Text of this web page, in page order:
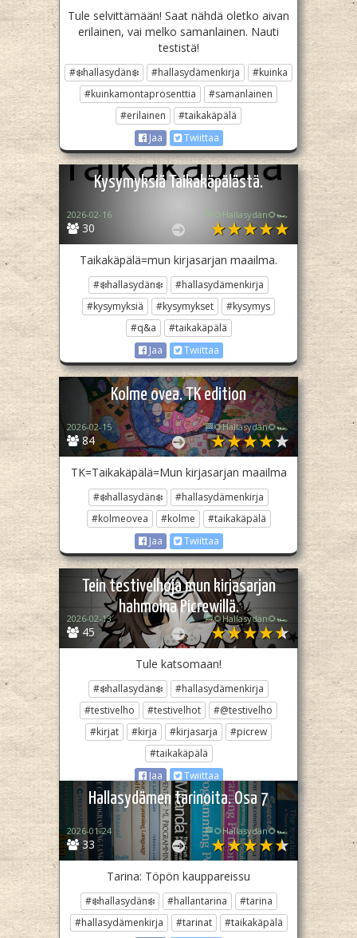
Tule selvittämään! Saat nähdä oletko aivan
erilainen, vai melko samanlainen. Nauti
testistä!
#❄️hallasydän❄️ #hallasydämenkirja
#kuinka
#kuinkamontaprosenttia
#samanlainen
#erilainen
#taikakäpälä
Jaa
Twiittaa
Kysymyksiä Taikakäpälästä.
30
2026-02-16 🏁🌻Hallasydän🌻🏎️
Taikakäpälä=mun kirjasarjan maailma.
#❄️hallasydän❄️
#hallasydämenkirja
#kysymyksiä
#kysymykset
#kysymys
#q&a
#taikakäpälä
Jaa
Twiittaa
Kolme ovea. TK edition
84
2026-02-15 🏁🌻Hallasydän🌻🏎️
TK=Taikakäpälä=Mun kirjasarjan maailma
#❄️hallasydän❄️
#hallasydämenkirja
#kolmeovea
#kolme
#taikakäpälä
Jaa
Twiittaa
Tein testivelhoja mun kirjasarjan
hahmoina Picrewillä.
45
2026-02-13 🏁🌻Hallasydän🌻🏎️
Tule katsomaan!
#❄️hallasydän❄️
#hallasydämenkirja
#testivelho
#testivelhot
#@testivelho
#kirjat
#kirja #kirjasarja
#picrew
#taikakäpälä
Jaa
Twiittaa
Hallasydämen tarinoita. Osa 7
33
2026-01-24 🏁🌻Hallasydän🌻🏎️
Tarina: Töpön kauppareissu
#❄️hallasydän❄️ #hallantarina
#tarina
#hallasydämenkirja
#tarinat
#taikakäpälä